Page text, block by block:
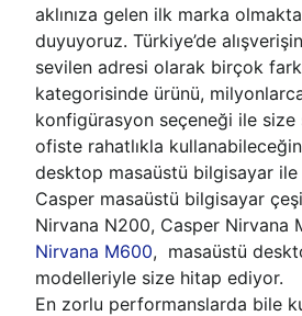
aklınıza gelen ilk marka
duyuyoruz. Türkiye’de
sevilen adresi olarak birçok
kategorisinde ürünü,
konfigürasyon seçeneği ile size
ofiste rahatlıkla
desktop masaüstü bilgisayar
Casper masaüstü bilgisayar
Nirvana N200, Casper Nirvana
Nirvana M600, masaüstü
modelleriyle size hitap ediyor.
En zorlu performanslarda bile